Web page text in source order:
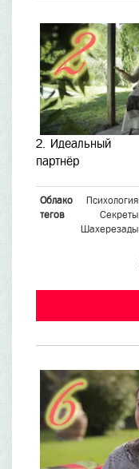
2. Идеальный
партнёр
Облако
тегов
Психология
Секреты
Шахерезады